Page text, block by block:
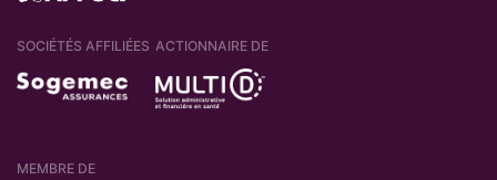
SOCIÉTÉS AFFILIÉES ACTIONNAIRE DE
MEMBRE DE